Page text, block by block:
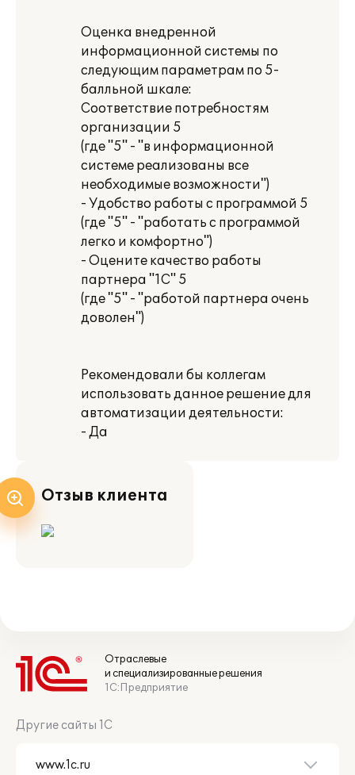
Оценка внедренной
информационной системы по
следующим параметрам по 5-
балльной шкале:
Соответствие потребностям
организации 5
(где "5" - "в информационной
системе реализованы все
необходимые возможности")
- Удобство работы с программой 5
(где "5" - "работать с программой
легко и комфортно")
- Оцените качество работы
партнера "1С" 5
(где "5" - "работой партнера очень
доволен")
Рекомендовали бы коллегам
использовать данное решение для
автоматизации деятельности:
- Да
Отзыв клиента
Отраслевые
и специализированные решения
1С:Предприятие
Другие сайты 1С